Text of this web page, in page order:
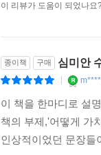
이 리뷰가 도움이 되었나요
종이책 구매 심미안
이 책을 한마디로 설
책의 부제,'어떻게 가
인상적이었던 문장